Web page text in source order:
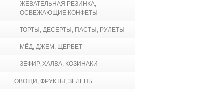
ЖЕВАТЕЛЬНАЯ РЕЗИНКА,
ОСВЕЖАЮЩИЕ КОНФЕТЫ
ТОРТЫ, ДЕСЕРТЫ, ПАСТЫ, РУЛЕТЫ
МЁД, ДЖЕМ, ЩЕРБЕТ
ЗЕФИР, ХАЛВА, КОЗИНАКИ
ОВОЩИ, ФРУКТЫ, ЗЕЛЕНЬ